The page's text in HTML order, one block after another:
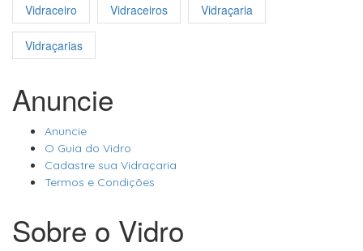
Vidraceiro Vidraceiros Vidraçaria
Vidraçarias
Anuncie
Anuncie
O Guia do Vidro
Cadastre sua Vidraçaria
Termos e Condições
Sobre o Vidro